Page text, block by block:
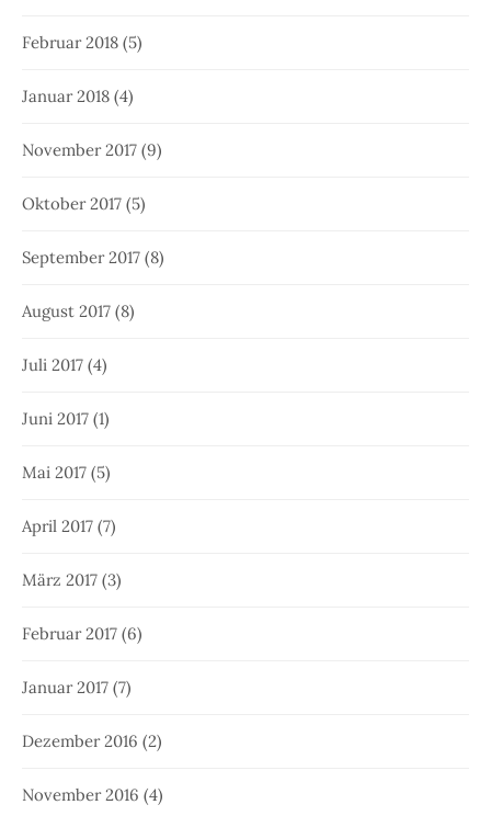
Februar 2018 (5)
Januar 2018 (4)
November 2017 (9)
Oktober 2017 (5)
September 2017 (8)
August 2017 (8)
Juli 2017 (4)
Juni 2017 (1)
Mai 2017 (5)
April 2017 (7)
März 2017 (3)
Februar 2017 (6)
Januar 2017 (7)
Dezember 2016 (2)
November 2016 (4)